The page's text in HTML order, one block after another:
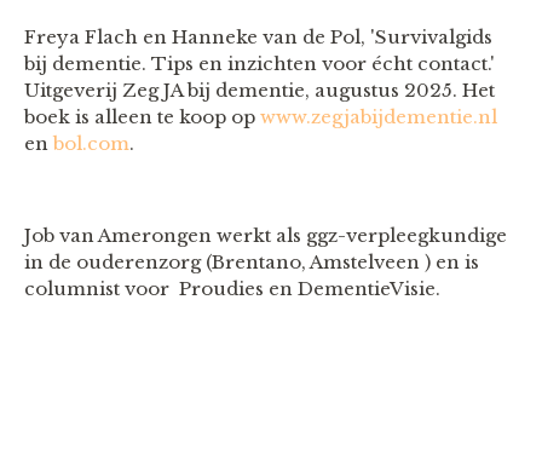
Freya Flach en Hanneke van de Pol, 'Survivalgids
bij dementie. Tips en inzichten voor écht contact.'
Uitgeverij Zeg JA bij dementie, augustus 2025. Het
boek is alleen te koop op www.zegjabijdementie.nl
en bol.com.
Job van Amerongen werkt als ggz-verpleegkundige
in de ouderenzorg (Brentano, Amstelveen ) en is
columnist voor Proudies en DementieVisie.